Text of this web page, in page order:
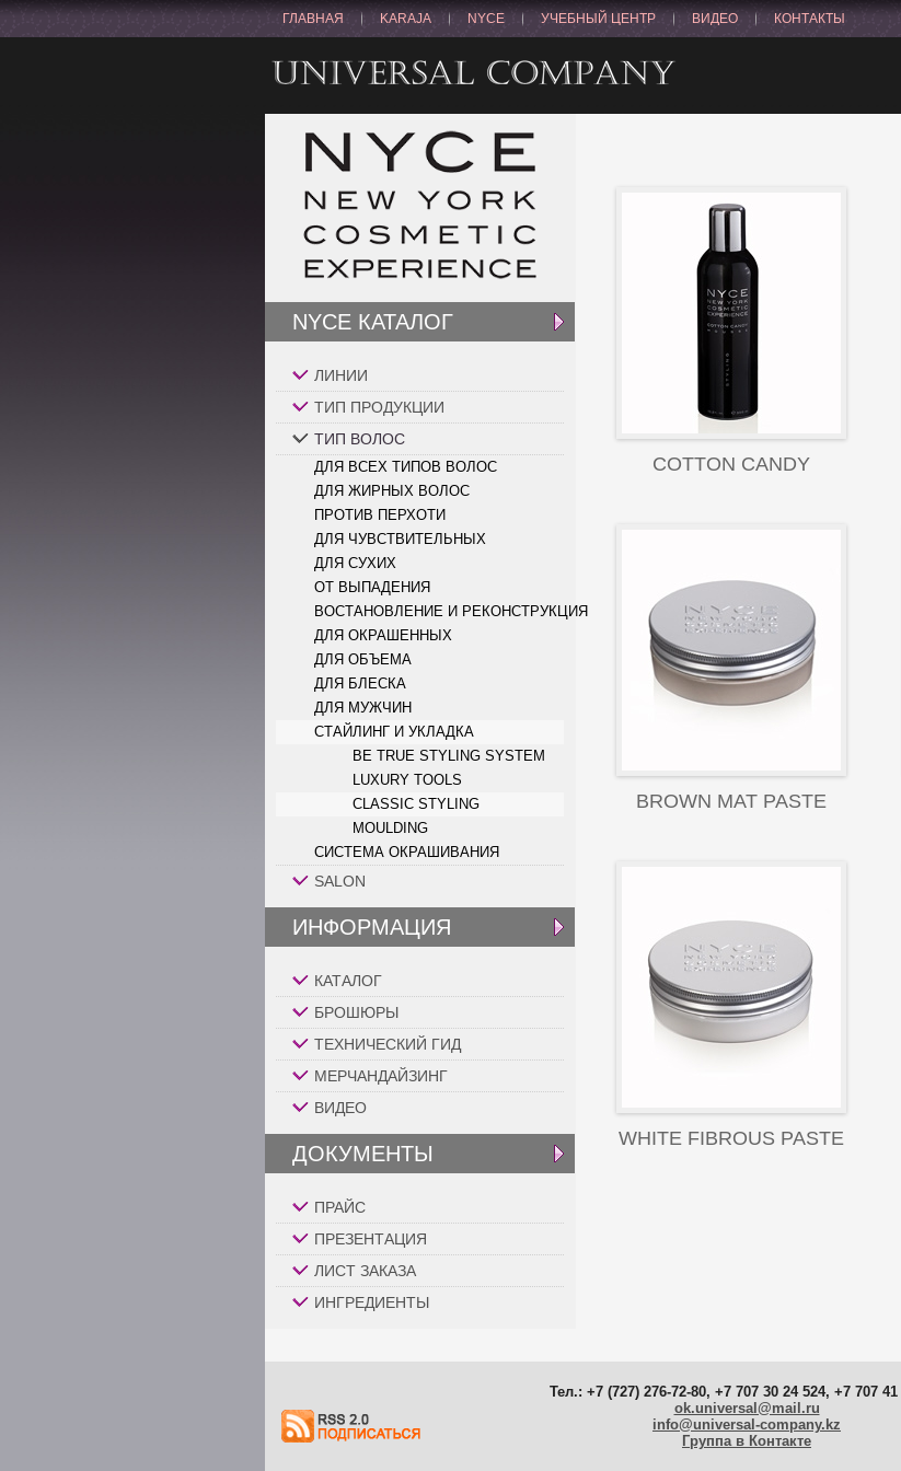
ГЛАВНАЯ KARAJA NYCE УЧЕБНЫЙ ЦЕНТР ВИДЕО КОНТАКТЫ
NYCE КАТАЛОГ
ЛИНИИ
ТИП ПРОДУКЦИИ
ТИП ВОЛОС
ДЛЯ ВСЕХ ТИПОВ ВОЛОС
ДЛЯ ЖИРНЫХ ВОЛОС
ПРОТИВ ПЕРХОТИ
ДЛЯ ЧУВСТВИТЕЛЬНЫХ
ДЛЯ СУХИХ
ОТ ВЫПАДЕНИЯ
ВОСТАНОВЛЕНИЕ И РЕКОНСТРУКЦИЯ
ДЛЯ ОКРАШЕННЫХ
ДЛЯ ОБЪЕМА
ДЛЯ БЛЕСКА
ДЛЯ МУЖЧИН
СТАЙЛИНГ И УКЛАДКА
BE TRUE STYLING SYSTEM
LUXURY TOOLS
CLASSIC STYLING
MOULDING
СИСТЕМА ОКРАШИВАНИЯ
SALON
ИНФОРМАЦИЯ
КАТАЛОГ
БРОШЮРЫ
ТЕХНИЧЕСКИЙ ГИД
МЕРЧАНДАЙЗИНГ
ВИДЕО
ДОКУМЕНТЫ
ПРАЙС
ПРЕЗЕНТАЦИЯ
ЛИСТ ЗАКАЗА
ИНГРЕДИЕНТЫ
COTTON CANDY
BROWN MAT PASTE
WHITE FIBROUS PASTE
Тел.: +7 (727) 276-72-80, +7 707 30 24 524, +7 707 41
ok.universal@mail.ru
info@universal-company.kz
Группа в Контакте